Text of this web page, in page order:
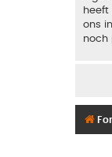
heeft
ons
noch